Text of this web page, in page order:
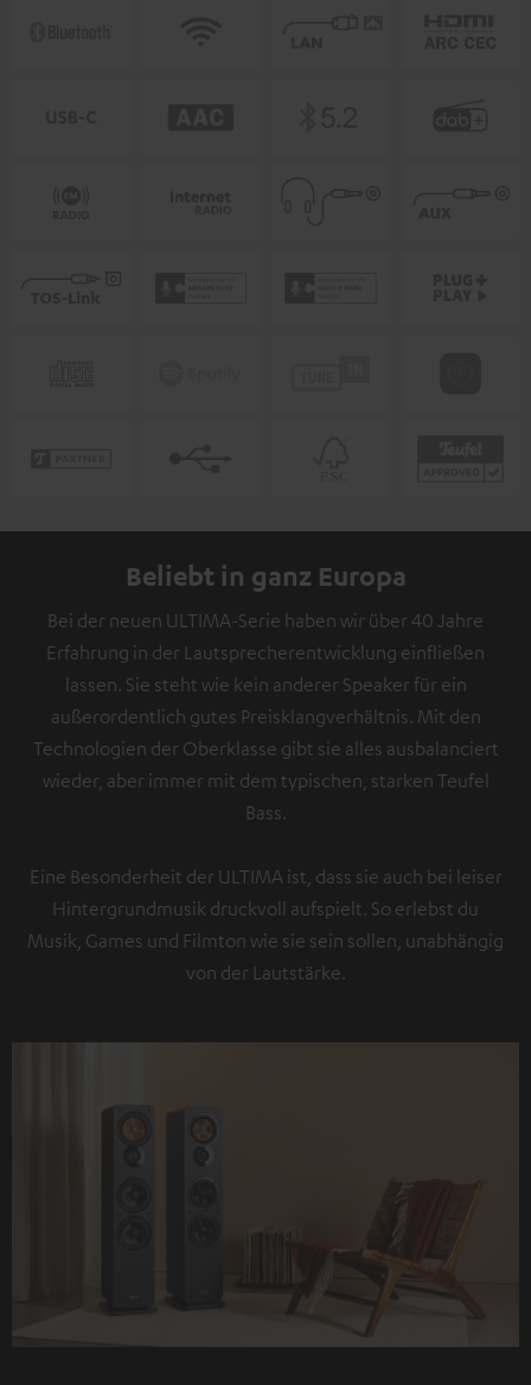
Beliebt in ganz Europa
Bei der neuen ULTIMA-Serie haben wir über 40 Jahre
Erfahrung in der Lautsprecherentwicklung einfließen
lassen. Sie steht wie kein anderer Speaker für ein
außerordentlich gutes Preisklangverhältnis. Mit den
Technologien der Oberklasse gibt sie alles ausbalanciert
wieder, aber immer mit dem typischen, starken Teufel
Bass.
Eine Besonderheit der ULTIMA ist, dass sie auch bei leiser
Hintergrundmusik druckvoll aufspielt. So erlebst du
Musik, Games und Filmton wie sie sein sollen, unabhängig
von der Lautstärke.